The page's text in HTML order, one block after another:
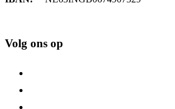
Volg ons op